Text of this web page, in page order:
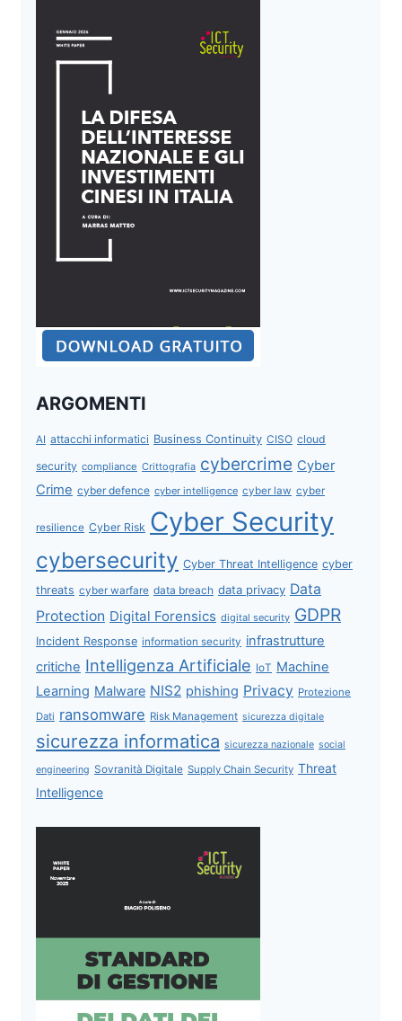
ARGOMENTI
AI attacchi informatici Business Continuity CISO cloud
security compliance Crittografia cybercrime Cyber
Crime cyber defence cyber intelligence cyber law cyber
resilience Cyber Risk Cyber Security
cybersecurity Cyber Threat Intelligence cyber
threats cyber warfare data breach data privacy Data
Protection Digital Forensics digital security GDPR
Incident Response information security infrastrutture
critiche Intelligenza Artificiale IoT Machine
Learning Malware NIS2 phishing Privacy Protezione
Dati ransomware Risk Management sicurezza digitale
sicurezza informatica sicurezza nazionale social
engineering Sovranità Digitale Supply Chain Security Threat
Intelligence